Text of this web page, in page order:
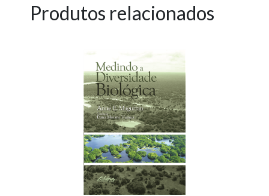
Produtos relacionados